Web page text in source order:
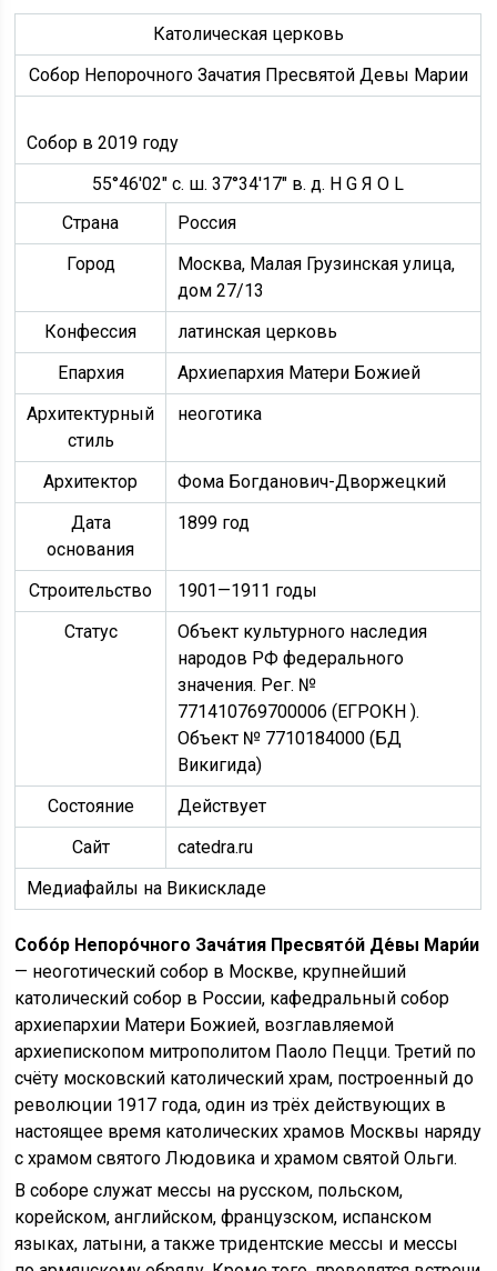
Католическая церковь
Собор Непорочного Зачатия Пресвятой Девы Марии
Собор в 2019 году
55°46′02″ с. ш. 37°34′17″ в. д. H G Я O L
Страна
Россия
Город
Москва, Малая Грузинская улица,
дом 27/13
Конфессия
латинская церковь
Епархия
Архиепархия Матери Божией
Архитектурный
стиль
неоготика
Архитектор
Фома Богданович-Дворжецкий
Дата
основания
1899 год
Строительство
1901—1911 годы
Статус
Объект культурного наследия
народов РФ федерального
значения. Рег. №
771410769700006 (ЕГРОКН ).
Объект № 7710184000 (БД
Викигида)
Состояние
Действует
Сайт
catedra.ru
Медиафайлы на Викискладе
Собо́р Непоро́чного Зача́тия Пресвято́й Де́вы Мари́и
— неоготический собор в Москве, крупнейший
католический собор в России, кафедральный собор
архиепархии Матери Божией, возглавляемой
архиепископом митрополитом Паоло Пецци. Третий по
счёту московский католический храм, построенный до
революции 1917 года, один из трёх действующих в
настоящее время католических храмов Москвы наряду
с храмом святого Людовика и храмом святой Ольги.
В соборе служат мессы на русском, польском,
корейском, английском, французском, испанском
языках, латыни, а также тридентские мессы и мессы